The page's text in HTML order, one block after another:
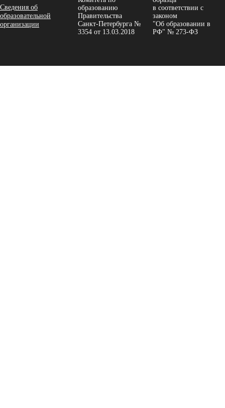
Сведения об
образовательной
организации
образованию
Правительства
Санкт-Петербурга №
3354 от 13.03.2018
в соответствии с
законом
"Об образовании в
РФ" № 273-ФЗ